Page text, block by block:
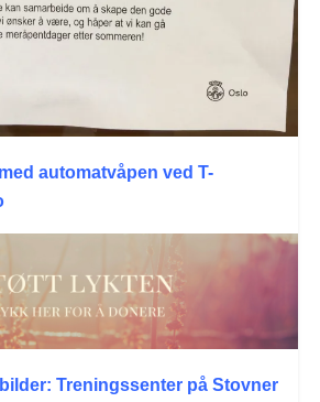
automatvåpen ved T-
Treningssenter på Stovner